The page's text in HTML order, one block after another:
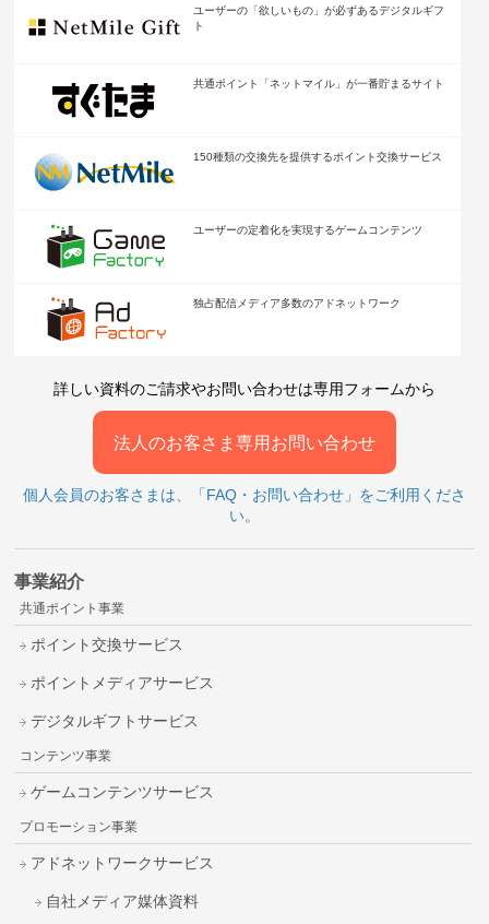
ユーザーの「欲しいもの」が必ずあるデジタルギフ
ト
共通ポイント「ネットマイル」が一番貯まるサイト
150種類の交換先を提供するポイント交換サービス
ユーザーの定着化を実現するゲームコンテンツ
独占配信メディア多数のアドネットワーク
詳しい資料のご請求やお問い合わせは専用フォームから
法人のお客さま専用お問い合わせ
個人会員のお客さまは、「FAQ・お問い合わせ」をご利用くださ
い。
事業紹介
共通ポイント事業
ポイント交換サービス
ポイントメディアサービス
デジタルギフトサービス
コンテンツ事業
ゲームコンテンツサービス
プロモーション事業
アドネットワークサービス
自社メディア媒体資料